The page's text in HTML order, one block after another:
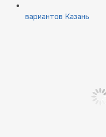
вариантов Казань